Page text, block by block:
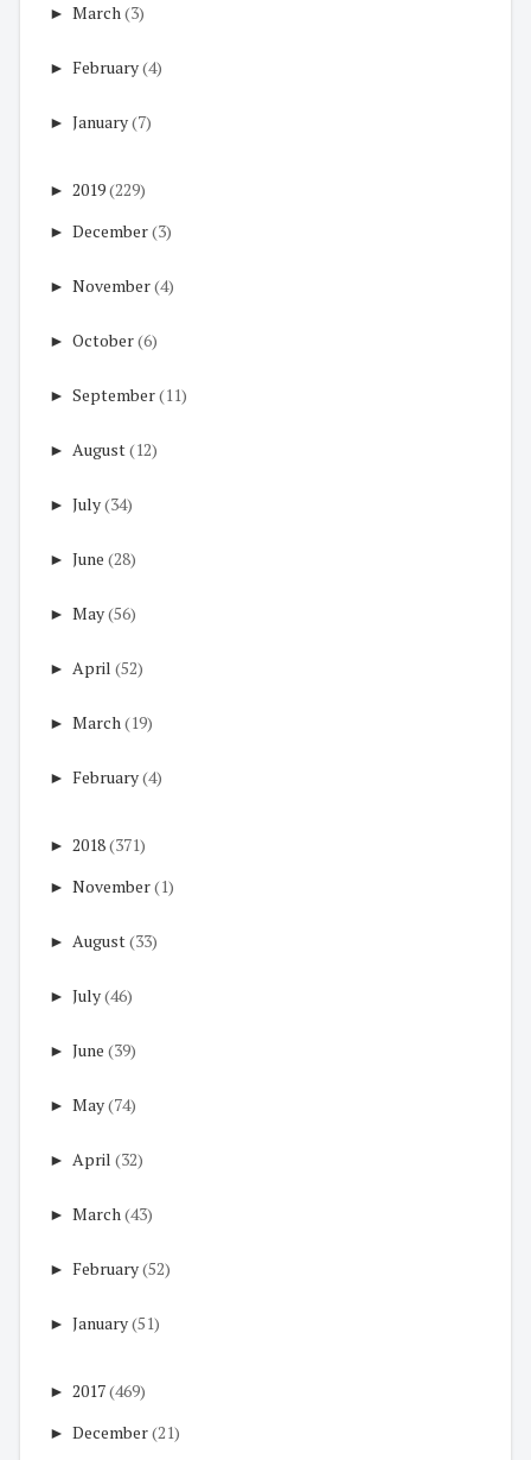
► March(3)
► February(4)
► January(7)
► 2019(229)
► December(3)
► November(4)
► October(6)
► September(11)
► August(12)
► July(34)
► June (28)
► May(56)
► April (52)
► March(19)
► February(4)
► 2018(371)
► November(1)
► August(33)
► July(46)
► June (39)
► May(74)
► April (32)
► March(43)
► February(52)
► January(51)
► 2017(469)
► December(21)